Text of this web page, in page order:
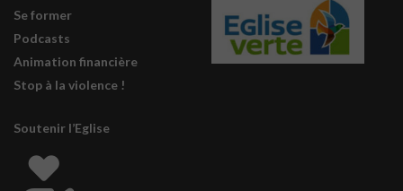
Se former
Podcasts
Animation financière
Stop à la violence !
Soutenir l’Eglise